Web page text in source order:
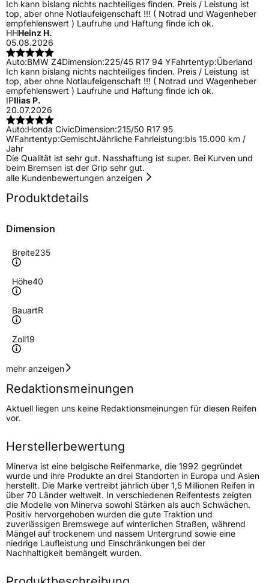
Ich kann bislang nichts nachteiliges finden. Preis / Leistung ist
top, aber ohne Notlaufeigenschaft !!! ( Notrad und Wagenheber
empfehlenswert ) Laufruhe und Haftung finde ich ok.
HHHeinz H.
05.08.2026
Auto:BMW Z4Dimension:225/45 R17 94 YFahrtentyp:Überland
Ich kann bislang nichts nachteiliges finden. Preis / Leistung ist
top, aber ohne Notlaufeigenschaft !!! ( Notrad und Wagenheber
empfehlenswert ) Laufruhe und Haftung finde ich ok.
IPIlias P.
20.07.2026
Auto:Honda CivicDimension:215/50 R17 95
WFahrtentyp:GemischtJährliche Fahrleistung:bis 15.000 km /
Jahr
Die Qualität ist sehr gut. Nasshaftung ist super. Bei Kurven und
beim Bremsen ist der Grip sehr gut.
alle Kundenbewertungen anzeigen
Produktdetails
Dimension
Breite235
Höhe40
BauartR
Zoll19
Geschwindigkeitsindex
Höchstgeschwindigkeit
300 km/h
Lastindex96
Höchstlast710 kg
Generelle Merkmale
FahrzeugtypPKW
VerwendungSommerreifen
Modellname F 205
FahrzeugartPKW & SUV
mehr anzeigen
Redaktionsmeinungen
Aktuell liegen uns keine Redaktionsmeinungen für diesen Reifen
vor.
Herstellerbewertung
Minerva ist eine belgische Reifenmarke, die 1992 gegründet
wurde und ihre Produkte an drei Standorten in Europa und Asien
herstellt. Die Marke vertreibt jährlich über 1,5 Millionen Reifen in
über 70 Länder weltweit. In verschiedenen Reifentests zeigten
die Modelle von Minerva sowohl Stärken als auch Schwächen.
Positiv hervorgehoben wurden die gute Traktion und
zuverlässigen Bremswege auf winterlichen Straßen, während
Mängel auf trockenem und nassem Untergrund sowie eine
niedrige Laufleistung und Einschränkungen bei der
Nachhaltigkeit bemängelt wurden.